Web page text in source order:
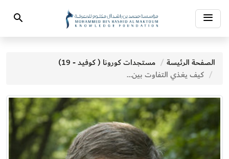
Toggle
navigation
Search
الصفحة الرئيسة
مستجدات كورونا ( كوفيد - 19)
كيف يغذي التفاوت بين الناس أعداد الوفيات المرتبطة بالجائحة